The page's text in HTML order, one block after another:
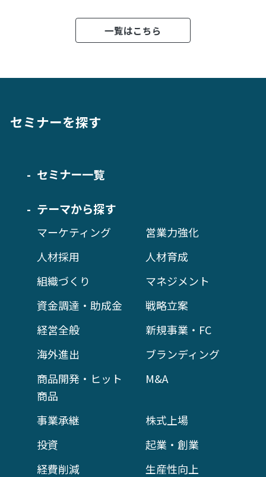
一覧はこちら
セミナーを探す
セミナー一覧
テーマから探す
マーケティング
営業力強化
人材採用
人材育成
組織づくり
マネジメント
資金調達・助成金
戦略立案
経営全般
新規事業・FC
海外進出
ブランディング
商品開発・ヒット
商品
M&A
事業承継
株式上場
投資
起業・創業
経費削減
生産性向上